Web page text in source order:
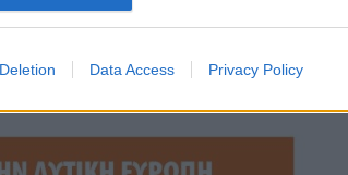
Data Access Privacy Policy
χώρες ήταν σημαντικά
για το πρώτο εξάμηνο ξεπερνούν και